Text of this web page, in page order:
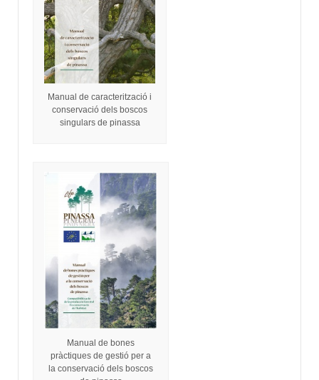
Manual de caracterització i
conservació dels boscos
singulars de pinassa
Manual de bones
pràctiques de gestió per a
la conservació dels boscos